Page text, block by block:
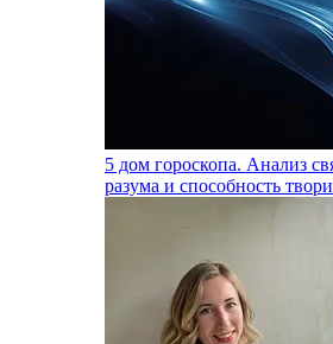
5 дом гороскопа. Анализ
разума и способность